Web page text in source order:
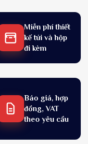
Miễn phí thiết
kế túi và hộp
đi kèm
Báo giá, hợp
đồng, VAT
theo yêu cầu